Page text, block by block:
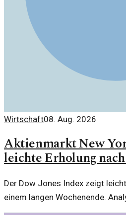
Wirtschaft08. Aug. 2026
Aktienmarkt New
leichte Erholung
Der Dow Jones Index zeigt
einem langen Wochenende.
Märkte genau, um Trends zu